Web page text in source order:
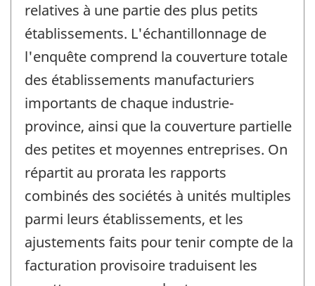
relatives à une partie des plus petits
établissements. L'échantillonnage de
l'enquête comprend la couverture totale
des établissements manufacturiers
importants de chaque industrie-
province, ainsi que la couverture partielle
des petites et moyennes entreprises. On
répartit au prorata les rapports
combinés des sociétés à unités multiples
parmi leurs établissements, et les
ajustements faits pour tenir compte de la
facturation provisoire traduisent les